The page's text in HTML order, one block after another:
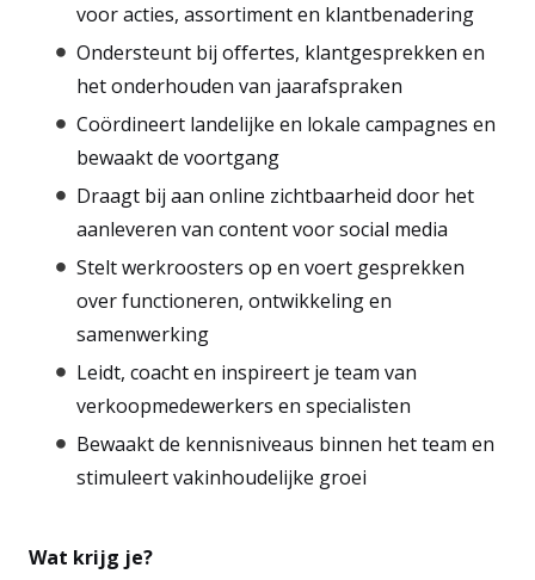
voor acties, assortiment en klantbenadering
Ondersteunt bij offertes, klantgesprekken en
het onderhouden van jaarafspraken
Coördineert landelijke en lokale campagnes en
bewaakt de voortgang
Draagt bij aan online zichtbaarheid door het
aanleveren van content voor social media
Stelt werkroosters op en voert gesprekken
over functioneren, ontwikkeling en
samenwerking
Leidt, coacht en inspireert je team van
verkoopmedewerkers en specialisten
Bewaakt de kennisniveaus binnen het team en
stimuleert vakinhoudelijke groei
Wat krijg je?